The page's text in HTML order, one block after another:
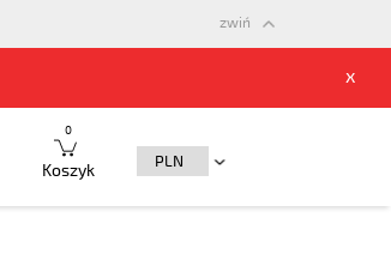
x
zwiń
Koszyk
0